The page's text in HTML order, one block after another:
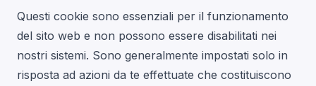
Questi cookie sono essenziali per il funzionamento
del sito web e non possono essere disabilitati nei
nostri sistemi. Sono generalmente impostati solo in
risposta ad azioni da te effettuate che costituiscono